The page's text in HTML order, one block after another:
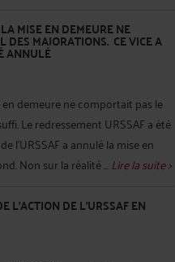
MISE EN DEMEURE NE
MAJORATIONS. CE VICE A
ANNULÉ
demeure ne comportait pas le
Le redressement URSSAF a été
l'URSSAF a annulé la mise en
Non sur la réalité ...Lire la suite >
L’ACTION DE L’URSSAF EN